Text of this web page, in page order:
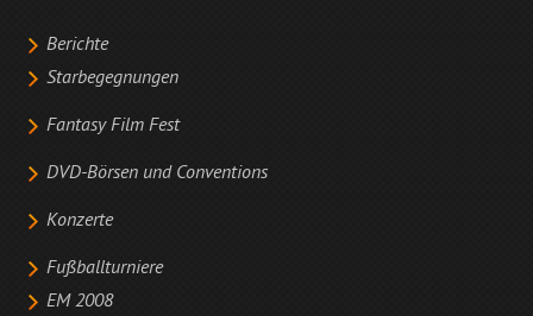
Berichte
Starbegegnungen
Fantasy Film Fest
DVD-Börsen und Conventions
Konzerte
Fußballturniere
EM 2008